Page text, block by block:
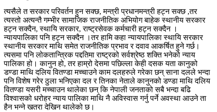
त्यसैले त सरकार परिवर्तन हुन सक्छ, मन्त्री प्रधानमन्त्री हट्न सक्छ ,तर
त्यस्तो अत्यन्तै गम्भीर सामाजिक राजनीतिक अभियोग बाहेक स्थानीय सरकार
हट्न सक्दैन, स्थायि सरकार, राष्ट्रसेवक कर्मचारी हट्न सक्दैन ।
न्यायपालिका पनि हट्न सक्दैन ।तर हामि कहा न्यायपालिका स्थायि सरकार
स्थानीय सरकार माथि समेत राजनीतिक प्रभाव र दवाव आकर्षित हुने गर्छ।
त्यसमा पनि लोकतान्त्रिक पद्दतिमा राष्ट्रको सर्वश्रेष्ठ शक्ति भनेको न्याय
पालिका हो। कानुन हो, तर हाम्रो देसमा पछिल्ला केही दसक यता कानुको
डण्डा माथि दलिय वितण्डा मच्चाउने काम दलहरुले गरेका छन् साना दलले भन्दा
पनि विशेष गरेर ठुला भनिएका दल र तिनका नेताले कानुनको डण्डा माथि दलिय
वितण्डा यसरी मच्चाउन थालेका छन् कि नेपाली जनताको सबै भन्दा बढि
विश्वासको धरोहर न्याय पालिका माथि नै अविस्वास गर्नु पर्ने अवस्था आउने ता
हैन भन्ने खतरा देखिन थालेको छ।